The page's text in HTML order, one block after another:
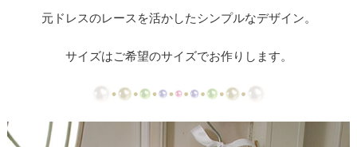
【ドレスリメイク】レースとチュールのふんわりベ
【ドレスリメイク】体重ベアドレスとバッグ
元ドレスのレースを活かしたシンプルなデザイン。
サイズはご希望のサイズでお作りします。